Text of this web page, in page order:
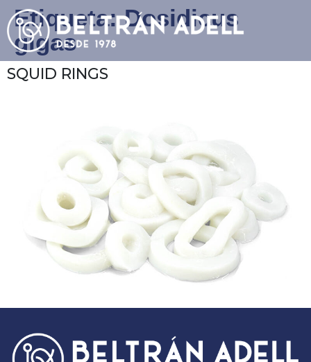
Etiqueta:Dosidicus
gigas
SQUID RINGS